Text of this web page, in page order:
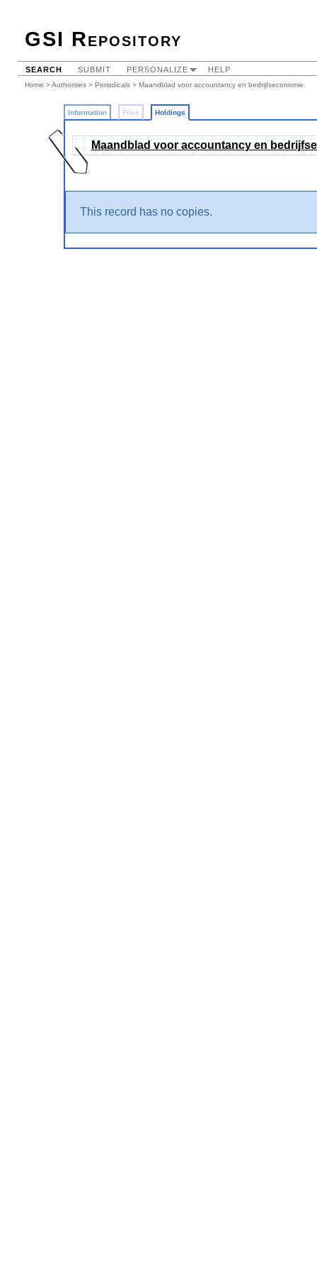
GSI Repository
SEARCH SUBMIT PERSONALIZE HELP
Home >Authorities > Periodicals > Maandblad voor accountancy en bedrijfseconomie
Information Files Holdings
Maandblad voor accountancy en
This record has no copies.